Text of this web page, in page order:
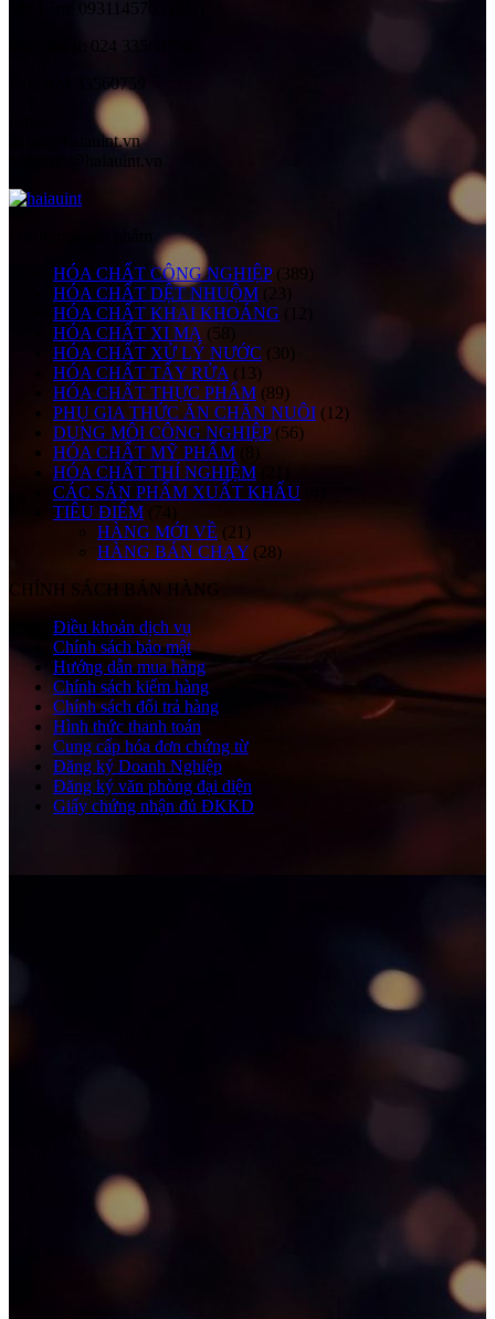
Mr. Lâm: 0931145765 (SG)
024 33560759
haiau@haiauint.vn
HÓA CHẤT CÔNG NGHIỆP (389)
HÓA CHẤT DỆT NHUỘM (23)
HÓA CHẤT KHAI KHOÁNG
HÓA CHẤT XI MẠ (58)
HÓA CHẤT XỬ LÝ NƯỚC (30)
HÓA CHẤT TẨY RỬA (13)
HÓA CHẤT THỰC PHẨM (89)
PHỤ GIA THỨC ĂN CHĂN NUÔI (12)
DUNG MÔI CÔNG NGHIỆP (56)
HÓA CHẤT MỸ PHẨM
(8)
HÓA CHẤT THÍ NGHIỆM
CÁC SẢN PHẨM XUẤT KHẨU
TIÊU ĐIỂM
(74)
HÀNG MỚI VỀ (21)
HÀNG BÁN CHẠY (28)
CHÍNH SÁCH BÁN HÀNG
Điều khoản dịch vụ
Chính sách bảo mật
Hướng dẫn mua hàng
Chính sách kiểm hàng
Chính sách đổi trả hàng
Hình thức thanh toán
Cung cấp hóa đơn chứng từ
Đăng ký Doanh Nghiệp
Đăng ký văn phòng đại diện
Giấy chứng nhận đủ ĐKKD